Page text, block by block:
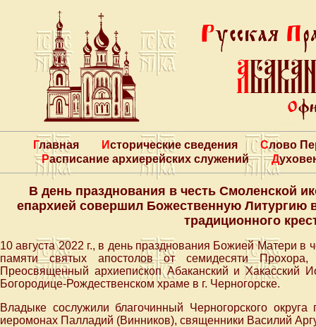
Главная Исторические сведения
Слово
Расписание архиерейских служений
В день празднования в честь Смоленской
епархией совершил Божественную Литургию
традиционного
10 августа 2022 г., в день празднования Божией Матери
памяти святых апостолов от семидесяти
Преосвященный архиепископ Абаканский и Хакасский
Богородице-Рождественском храме в г. Черногорске.
Владыке сослужили благочинный Черногорского
иеромонах Палладий (Винников), священники Василий